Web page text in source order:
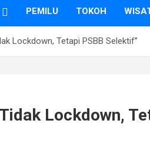
PEMILU TOKOH
Lockdown, Tetapi PSBB Selektif’’
Lockdown,